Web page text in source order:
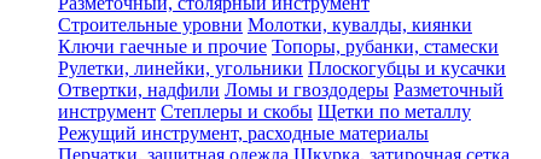
Строительные уровни Молотки, кувалды, киянки
Ключи гаечные и прочие Топоры, рубанки, стамески
Рулетки, линейки, угольники Плоскогубцы и кусачки
Отвертки, надфили Ломы и гвоздодеры Разметочный
инструмент Степлеры и скобы Щетки по металлу
Режущий инструмент, расходные материалы